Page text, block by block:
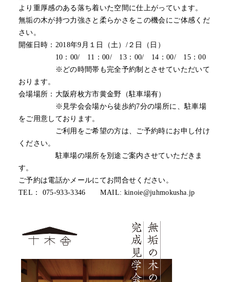
より重厚感のある落ち着いた空間に仕上がっています。
無垢の木が持つ力強さと柔らかさをこの機会にご体感くだ
さい。
開催日時：2018年9月１日（土）/２日（日）
10：00/ 11：00/ 13：00/ 14：00/ 15：00
※どの時間帯も完全予約制とさせていただいて
おります。
会場場所：大阪府枚方市黄金野（駐車場有）
※見学会会場から徒歩約7分の場所に、駐車場
をご用意しております。
ご利用をご希望の方は、ご予約時にお申し付け
ください。
駐車場の場所を別途ご案内させていただきま
す。
ご予約は電話かメールにてお問合せください。
TEL： 075-933-3346 MAIL: kinoie@juhmokusha.jp